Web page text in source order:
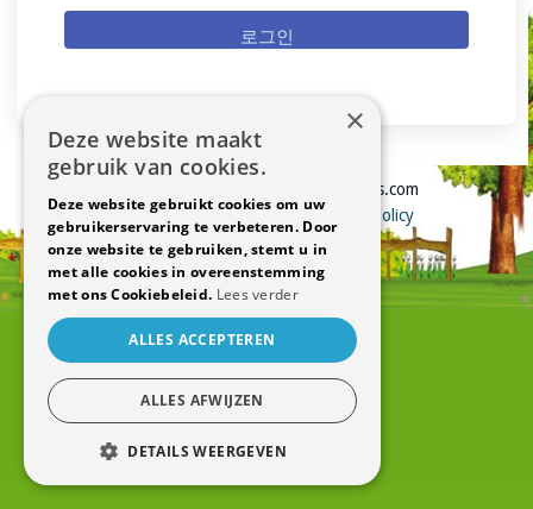
로그인
Copyright © Hilde Mesure Symfollies.com
Sitemap–Cookie Policy–Privacy Policy
webdesign by conversal
×
Deze website maakt
gebruik van cookies.
Deze website gebruikt cookies om uw
gebruikerservaring te verbeteren. Door
onze website te gebruiken, stemt u in
met alle cookies in overeenstemming
met ons Cookiebeleid. Lees verder
ALLES ACCEPTEREN
ALLES AFWIJZEN
DETAILS WEERGEVEN
STRIKT NOODZAKELIJK